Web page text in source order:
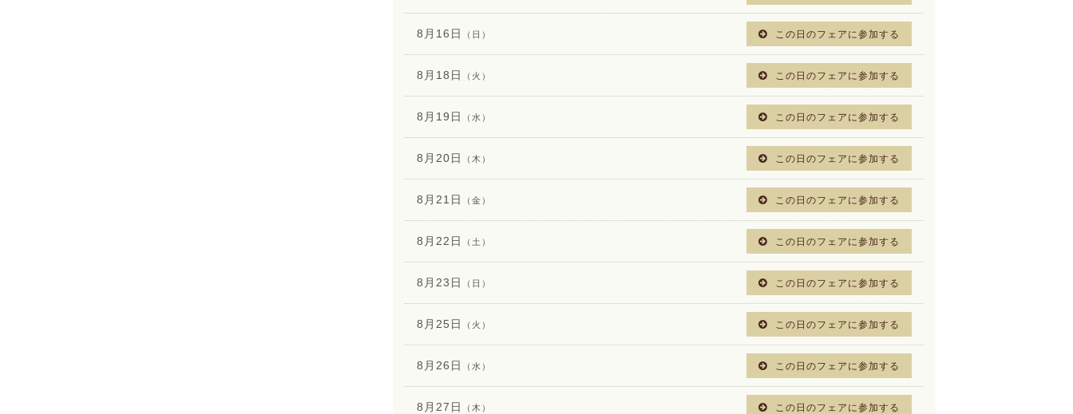
8月16日 （日） この日のフェアに参加する
8月18日 （火） この日のフェアに参加する
8月19日 （水） この日のフェアに参加する
8月20日 （木） この日のフェアに参加する
8月21日 （金） この日のフェアに参加する
8月22日 （土） この日のフェアに参加する
8月23日 （日） この日のフェアに参加する
8月25日 （火） この日のフェアに参加する
8月26日 （水） この日のフェアに参加する
8月27日 （木） この日のフェアに参加する